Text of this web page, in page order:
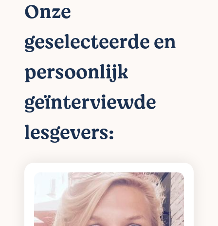
Onze
geselecteerde en
persoonlijk
geïnterviewde
lesgevers: